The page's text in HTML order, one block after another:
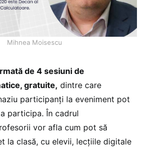
Mihnea Moisescu
de 4 sesiuni de
gratuite, dintre care
participanți la eveniment pot
participa. În cadrul
vor afla cum pot să
la clasă, cu elevii, lecțiile digitale